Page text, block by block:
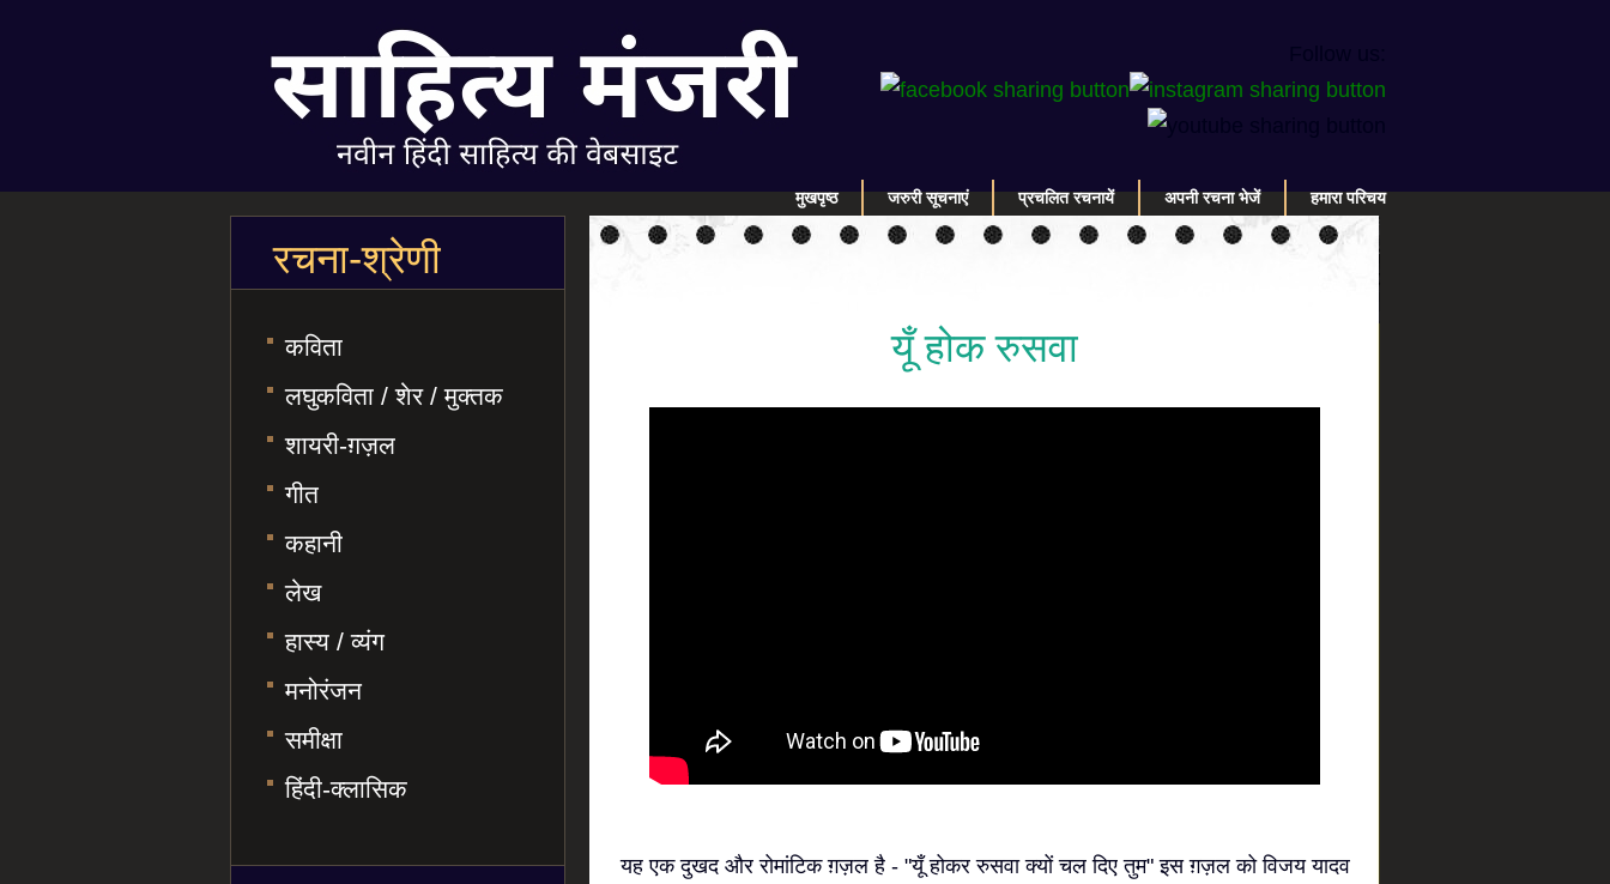
मुखपृष्ठ जरुरी सूचनाएं प्रचलित रचनायें अपनी रचना भेजें हमारा परिचय
यूँ होक रुसवा
यह एक दुखद और रोमांटिक ग़ज़ल है - "यूँ होकर रुसवा क्यों चल दिए तुम" इस ग़ज़ल को विजय यादव
रचना-श्रेणी
कविता
लघुकविता / शेर / मुक्तक
शायरी-ग़ज़ल
गीत
कहानी
लेख
हास्य / व्यंग
मनोरंजन
समीक्षा
हिंदी-क्लासिक